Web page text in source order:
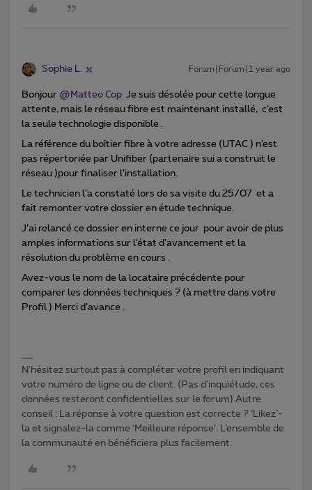
Sophie L. Forum|Forum|1 year ago
Bonjour @Matteo Cop Je suis désolée pour cette longue
attente, mais le réseau fibre est maintenant installé, c’est
la seule technologie disponible .
La référence du boîtier fibre à votre adresse (UTAC ) n’est
pas répertoriée par Unifiber (partenaire sui a construit le
réseau )pour finaliser l’installation.
Le technicien l’a constaté lors de sa visite du 25/07 et a
fait remonter votre dossier en étude technique.
J’ai relancé ce dossier en interne ce jour pour avoir de plus
amples informations sur l’état d’avancement et la
résolution du problème en cours .
Avez-vous le nom de la locataire précédente pour
comparer les données techniques ? (à mettre dans votre
Profil ) Merci d’avance .
N'hésitez surtout pas à compléter votre profil en indiquant
votre numéro de ligne ou de client. (Pas d'inquiétude, ces
données resteront confidentielles sur le forum) Autre
conseil : La réponse à votre question est correcte ? ‘Likez’-
la et signalez-la comme ‘Meilleure réponse’. L’ensemble de
la communauté en bénéficiera plus facilement.